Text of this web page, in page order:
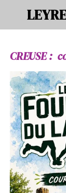
Passer
principal
CREUSE :